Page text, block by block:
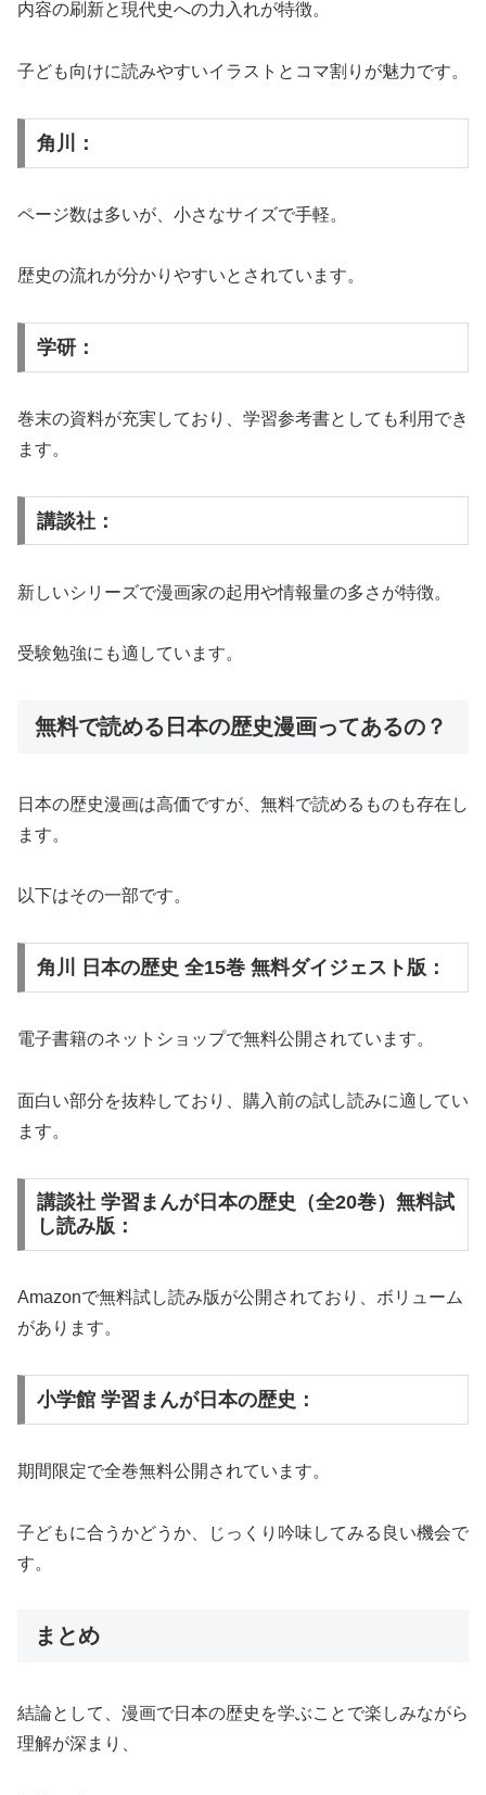
内容の刷新と現代史への力入れが特徴。
子ども向けに読みやすいイラストとコマ割りが魅力です。
角川：
ページ数は多いが、小さなサイズで手軽。
歴史の流れが分かりやすいとされています。
学研：
巻末の資料が充実しており、学習参考書としても利用でき
ます。
講談社：
新しいシリーズで漫画家の起用や情報量の多さが特徴。
受験勉強にも適しています。
無料で読める日本の歴史漫画ってあるの？
日本の歴史漫画は高価ですが、無料で読めるものも存在し
ます。
以下はその一部です。
角川 日本の歴史 全15巻 無料ダイジェスト版：
電子書籍のネットショップで無料公開されています。
面白い部分を抜粋しており、購入前の試し読みに適してい
ます。
講談社 学習まんが日本の歴史（全20巻）無料試
し読み版：
Amazonで無料試し読み版が公開されており、ボリューム
があります。
小学館 学習まんが日本の歴史：
期間限定で全巻無料公開されています。
子どもに合うかどうか、じっくり吟味してみる良い機会で
す。
まとめ
結論として、漫画で日本の歴史を学ぶことで楽しみながら
理解が深まり、